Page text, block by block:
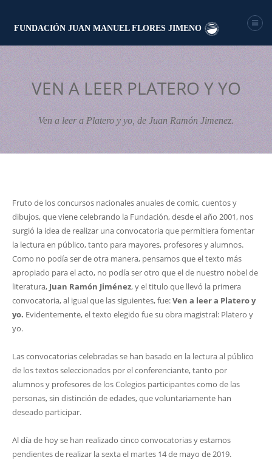
FUNDACIÓN JUAN MANUEL FLORES JIMENO
VEN A LEER PLATERO Y YO
Ven a leer a Platero y yo, de Juan Ramón Jimenez.
Fruto de los concursos nacionales anuales de comic, cuentos y
dibujos, que viene celebrando la Fundación, desde el año 2001, nos
surgió la idea de realizar una convocatoria que permitiera fomentar
la lectura en público, tanto para mayores, profesores y alumnos.
Como no podía ser de otra manera, pensamos que el texto más
apropiado para el acto, no podía ser otro que el de nuestro nobel de
literatura, Juan Ramón Jiménez, y el titulo que llevó la primera
convocatoria, al igual que las siguientes, fue:Ven a leer a Platero y
yo. Evidentemente, el texto elegido fue su obra magistral: Platero y
yo.
Las convocatorias celebradas se han basado en la lectura al público
de los textos seleccionados por el conferenciante, tanto por
alumnos y profesores de los Colegios participantes como de las
personas, sin distinción de edades, que voluntariamente han
deseado participar.
Al día de hoy se han realizado cinco convocatorias y estamos
pendientes de realizar la sexta el martes 14 de mayo de 2019.